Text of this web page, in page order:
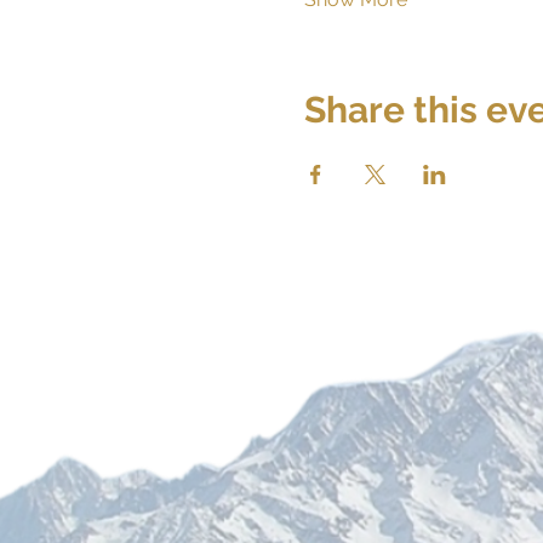
Share this